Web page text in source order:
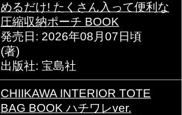
めるだけ! たくさん入って便利な
圧縮収納ポーチ BOOK
発売日: 2026年08月07日頃
(著)
出版社: 宝島社
CHIIKAWA INTERIOR TOTE
BAG BOOK ハチワレver.